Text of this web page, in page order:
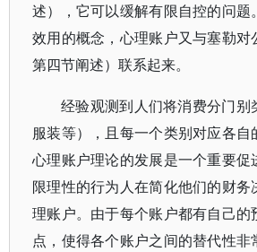
述），它可以缓解有限自控的问题
效用的概念，心理账户又与塞勒对
第四节阐述）联系起来。
经验观测到人们将消费分门别
服装等），且每一个类别对应各自
心理账户理论的发展是一个重要促
限理性的行为人在简化他们的财务
理账户。由于每个账户都有自己的
点，使得各个账户之间的替代性非